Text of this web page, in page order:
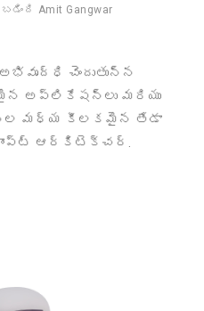
Amit Gangwar
చెందుతున్న
అప్లికేషన్లు మరియు
మధ్య కీలకమైన తేడా
ఆర్కిటెక్చర్.